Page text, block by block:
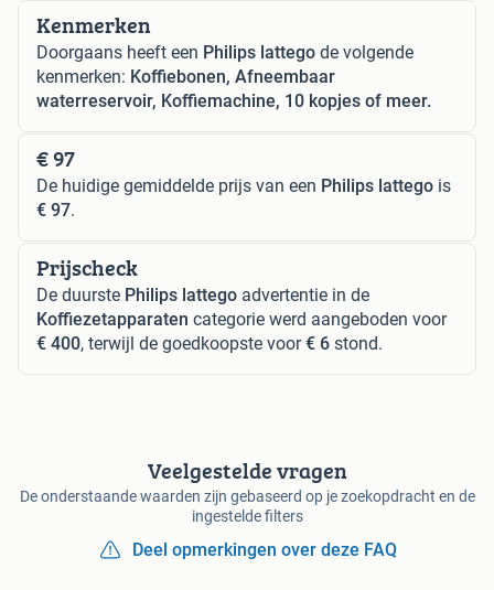
Kenmerken
Doorgaans heeft een Philips lattego de volgende
kenmerken: Koffiebonen, Afneembaar
waterreservoir, Koffiemachine, 10 kopjes of meer.
€ 97
De huidige gemiddelde prijs van een Philips lattego is
€ 97.
Prijscheck
De duurste Philips lattego advertentie in de
Koffiezetapparaten categorie werd aangeboden voor
€ 400, terwijl de goedkoopste voor€ 6 stond.
Veelgestelde vragen
De onderstaande waarden zijn gebaseerd op je zoekopdracht en de
ingestelde filters
Deel opmerkingen over deze FAQ